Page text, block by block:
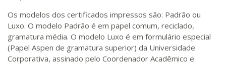
Os modelos dos certificados impressos são: Padrão ou
Luxo. O modelo Padrão é em papel comum, reciclado,
gramatura média. O modelo Luxo é em formulário especial
(Papel Aspen de gramatura superior) da Universidade
Corporativa, assinado pelo Coordenador Acadêmico e